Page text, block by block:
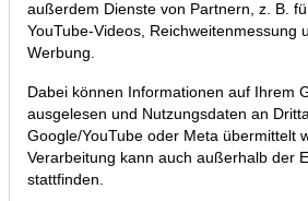
Cybersecurity-Stocks
diese Aktien nun
solltest!
13.07.2021 um 10:57 Uhr | A. Zehetner
außerdem Dienste von Partnern, z. B.
YouTube-Videos, Reichweitenmessung
Werbung.
Dabei können Informationen auf Ihrem
ausgelesen und Nutzungsdaten an
Google/YouTube oder Meta übermittelt
Verarbeitung kann auch außerhalb der
stattfinden.